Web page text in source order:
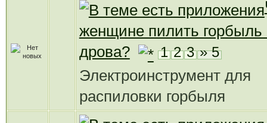
женщине пилить горбыль
дрова?
1 2 3 » 5
Электроинструмент для
распиловки горбыля